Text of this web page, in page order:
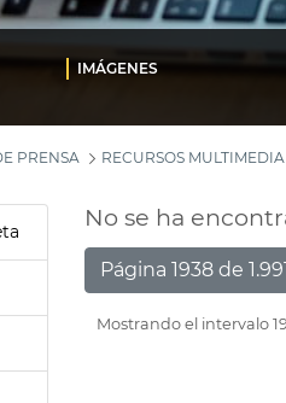
IMÁGENES
PRENSA RECURSOS MULTIMEDIA
No se ha
Página 1938 de
Mostrando el intervalo